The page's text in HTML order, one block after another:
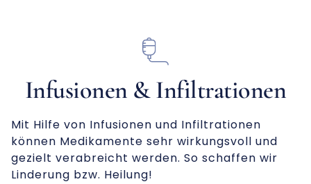
Infusionen & Infiltrationen
Mit Hilfe von Infusionen und Infiltrationen
können Medikamente sehr wirkungsvoll und
gezielt verabreicht werden. So schaffen wir
Linderung bzw. Heilung!